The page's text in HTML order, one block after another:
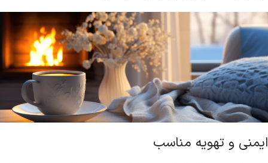
ایمنی و تهویه مناسب